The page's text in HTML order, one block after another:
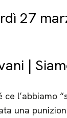
27
|
l’abbiamo
una